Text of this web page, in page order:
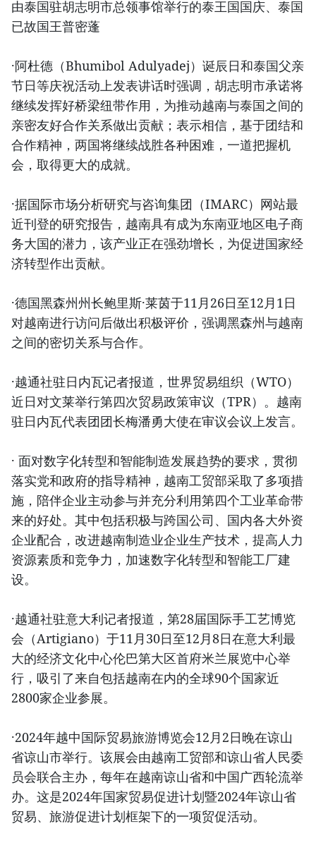
由泰国驻胡志明市总领事馆举行的泰王国国庆、泰国
已故国王普密蓬
·阿杜德（Bhumibol Adulyadej）诞辰日和泰国父亲
节日等庆祝活动上发表讲话时强调，胡志明市承诺将
继续发挥好桥梁纽带作用，为推动越南与泰国之间的
亲密友好合作关系做出贡献；表示相信，基于团结和
合作精神，两国将继续战胜各种困难，一道把握机
会，取得更大的成就。
·据国际市场分析研究与咨询集团（IMARC）网站最
近刊登的研究报告，越南具有成为东南亚地区电子商
务大国的潜力，该产业正在强劲增长，为促进国家经
济转型作出贡献。
·德国黑森州州长鲍里斯·莱茵于11月26日至12月1日
对越南进行访问后做出积极评价，强调黑森州与越南
之间的密切关系与合作。
·越通社驻日内瓦记者报道，世界贸易组织（WTO）
近日对文莱举行第四次贸易政策审议（TPR）。越南
驻日内瓦代表团团长梅潘勇大使在审议会议上发言。
· 面对数字化转型和智能制造发展趋势的要求，贯彻
落实党和政府的指导精神，越南工贸部采取了多项措
施，陪伴企业主动参与并充分利用第四个工业革命带
来的好处。其中包括积极与跨国公司、国内各大外资
企业配合，改进越南制造业企业生产技术，提高人力
资源素质和竞争力，加速数字化转型和智能工厂建
设。
·越通社驻意大利记者报道，第28届国际手工艺博览
会（Artigiano）于11月30日至12月8日在意大利最
大的经济文化中心伦巴第大区首府米兰展览中心举
行，吸引了来自包括越南在内的全球90个国家近
2800家企业参展。
·2024年越中国际贸易旅游博览会12月2日晚在谅山
省谅山市举行。该展会由越南工贸部和谅山省人民委
员会联合主办，每年在越南谅山省和中国广西轮流举
办。这是2024年国家贸易促进计划暨2024年谅山省
贸易、旅游促进计划框架下的一项贸促活动。